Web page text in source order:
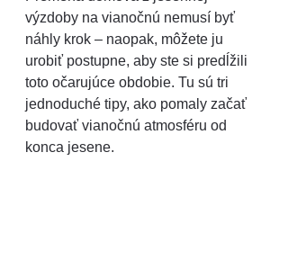
výzdoby na vianočnú nemusí byť
náhly krok – naopak, môžete ju
urobiť postupne, aby ste si predĺžili
toto očarujúce obdobie. Tu sú tri
jednoduché tipy, ako pomaly začať
budovať vianočnú atmosféru od
konca jesene.